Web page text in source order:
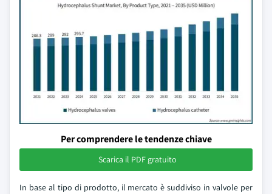
Per comprendere le tendenze chiave
Scarica il PDF gratuito
In base al tipo di prodotto, il mercato è suddiviso in valvole per